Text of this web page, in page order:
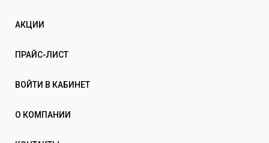
АКЦИИ
ПРАЙС-ЛИСТ
ВОЙТИ В КАБИНЕТ
О КОМПАНИИ